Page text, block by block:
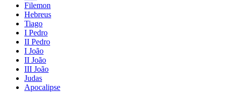
Filemon
Hebreus
Tiago
I Pedro
II Pedro
I João
II João
III João
Judas
Apocalipse